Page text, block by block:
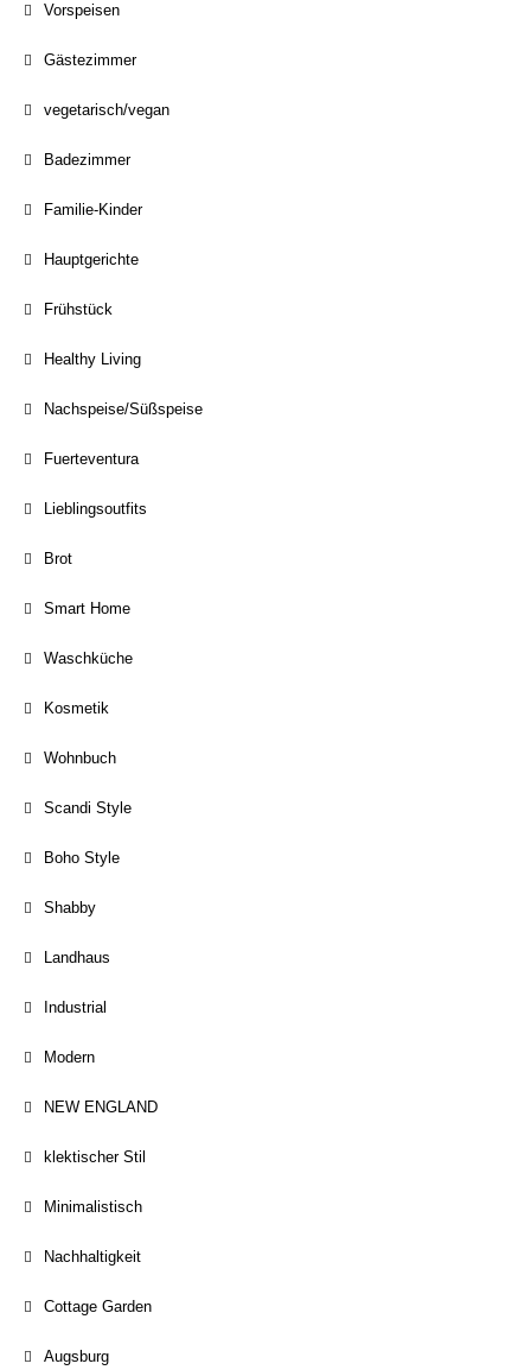
Vorspeisen
Gästezimmer
vegetarisch/vegan
Badezimmer
Familie-Kinder
Hauptgerichte
Frühstück
Healthy Living
Nachspeise/Süßspeise
Fuerteventura
Lieblingsoutfits
Brot
Smart Home
Waschküche
Kosmetik
Wohnbuch
Scandi Style
Boho Style
Shabby
Landhaus
Industrial
Modern
NEW ENGLAND
klektischer Stil
Minimalistisch
Nachhaltigkeit
Cottage Garden
Augsburg